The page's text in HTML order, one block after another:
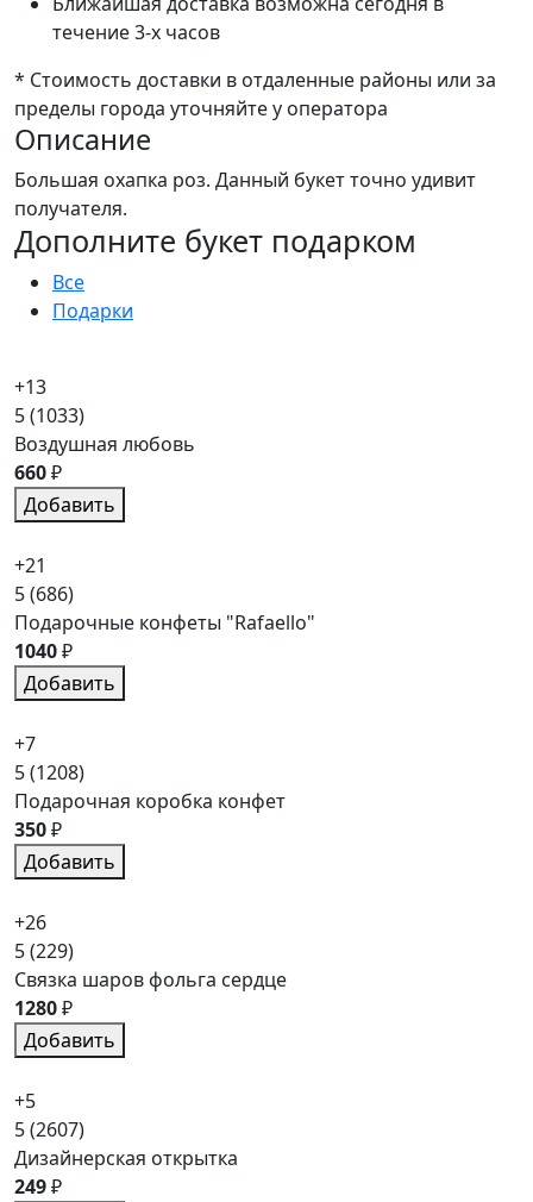
течение 3-х часов
* Стоимость доставки в отдаленные районы или за
пределы города уточняйте у оператора
Описание
Большая охапка роз. Данный букет точно удивит
получателя.
Дополните букет подарком
Все
Подарки
+13
5(1033)
Воздушная любовь
660₽
Добавить
+21
5(686)
Подарочные конфеты "Rafaello"
1040₽
Добавить
+7
5(1208)
Подарочная коробка конфет
350₽
Добавить
+26
5(229)
Связка шаров фольга сердце
1280₽
Добавить
+5
5(2607)
Дизайнерская открытка
249₽